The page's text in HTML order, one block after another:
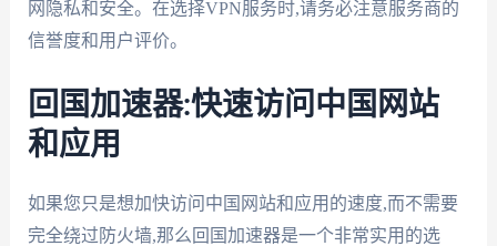
网隐私和安全。在选择VPN服务时,请务必注意服务商的
信誉度和用户评价。
回国加速器:快速访问中国网站
和应用
如果您只是想加快访问中国网站和应用的速度,而不需要
完全绕过防火墙,那么回国加速器是一个非常实用的选